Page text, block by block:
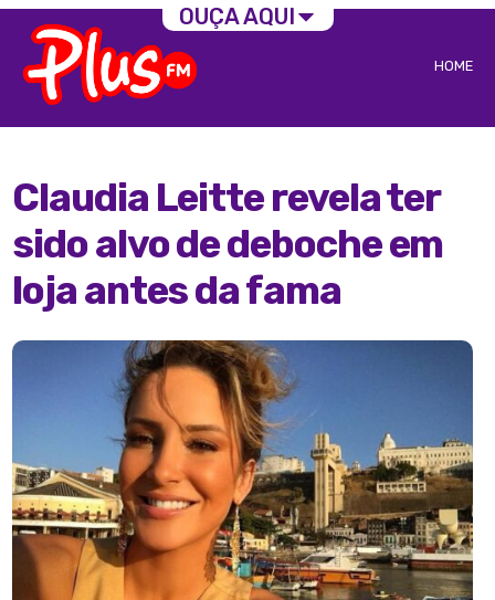
HOME
Claudia Leitte revela ter
sido alvo de deboche em
loja antes da fama
OUÇA AQUI